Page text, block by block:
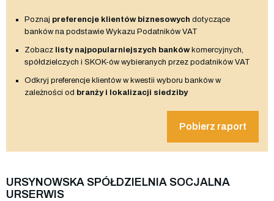
Poznaj preferencje klientów biznesowych dotyczące
banków na podstawie Wykazu Podatników VAT
Zobacz listy najpopularniejszych bankówkomercyjnych,
spółdzielczych i SKOK-ów wybieranych przez podatników VAT
Odkryj preferencje klientów w kwestii wyboru banków w
zależności od branży i lokalizacji siedziby
Pobierz raport
URSYNOWSKA SPÓŁDZIELNIA SOCJALNA
URSERWIS